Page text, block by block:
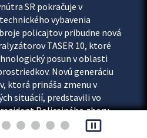
SR pokračuje v
vybavenia
policajtov pribudne nová
TASER 10, ktoré
posun v oblasti
Novú generáciu
ktorá prináša zmenu v
situácií, predstavili vo
Policajného zboru
odboru výcviku...
pause_presentation